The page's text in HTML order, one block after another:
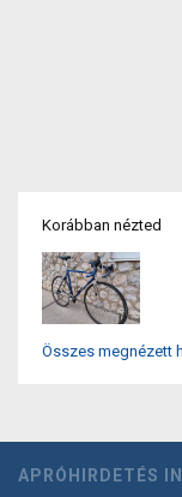
Korábban nézted
Összes megnézett
APRÓHIRDETÉS